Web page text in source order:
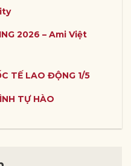
2026 – Ami Việt
TẾ LAO ĐỘNG 1/5
TỰ HÀO